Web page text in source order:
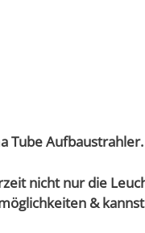
Tube Aufbaustrahler.
nicht nur die
&